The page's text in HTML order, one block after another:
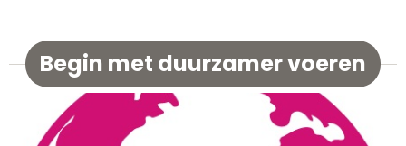
Begin met duurzamer voeren